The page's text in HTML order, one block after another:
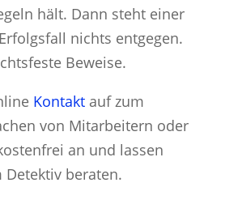
hält. Dann steht einer
nichts entgegen.
Beweise.
Kontaktauf zum
von Mitarbeitern oder
an und lassen
Detektiv beraten.